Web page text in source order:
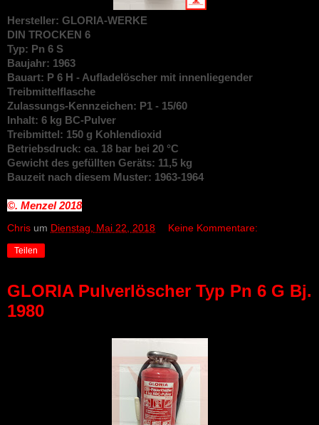
Hersteller: GLORIA-WERKE
DIN TROCKEN 6
Typ: Pn 6 S
Baujahr: 1963
Bauart: P 6 H - Aufladelöscher mit innenliegender
Treibmittelflasche
Zulassungs-Kennzeichen: P1 - 15/60
Inhalt: 6 kg BC-Pulver
Treibmittel: 150 g Kohlendioxid
Betriebsdruck: ca. 18 bar bei 20 °C
Gewicht des gefüllten Geräts: 11,5 kg
Bauzeit nach diesem Muster: 1963-1964
©. Menzel2018
Chris um Dienstag, Mai 22, 2018 Keine Kommentare:
Teilen
GLORIA Pulverlöscher Typ Pn 6 G Bj.
1980